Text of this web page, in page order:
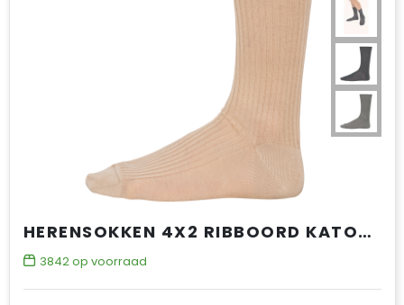
HERENSOKKEN 4X2 RIBBOORD KATOEN FIL D'ÉCOSSE
3842op voorraad